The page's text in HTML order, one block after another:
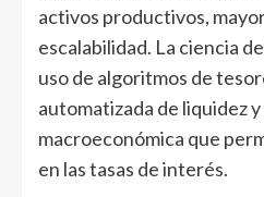
activos productivos,
escalabilidad. La ciencia
uso de algoritmos de
automatizada de liquidez
macroeconómica que
en las tasas de interés.